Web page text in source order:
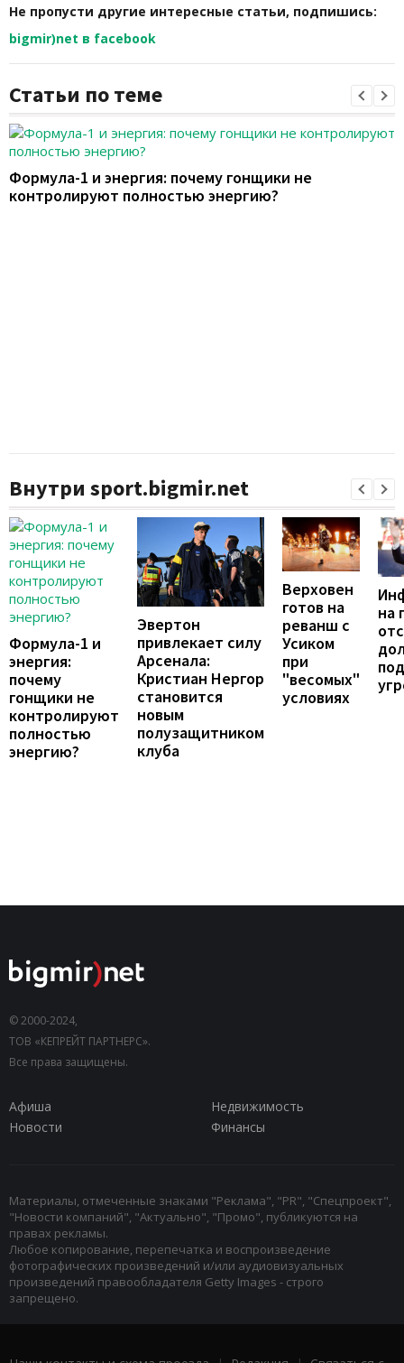
Не пропусти другие интересные статьи, подпишись:
bigmir)net в facebook
Статьи по теме
Формула-1 и энергия: почему гонщики не
контролируют полностью энергию?
Внутри sport.bigmir.net
Формула-1 и
энергия:
почему
гонщики не
контролируют
полностью
энергию?
Эвертон
привлекает силу
Арсенала:
Кристиан Нергор
становится
новым
полузащитником
клуба
Верховен
готов на
реванш с
Усиком
при
"весомых"
условиях
на
под
© 2000-2024,
ТОВ «КЕПРЕЙТ ПАРТНЕРС».
Все права защищены.
Афиша
Недвижимость
Новости
Финансы
Материалы, отмеченные знаками "Реклама", "PR", "Спецпроект",
"Новости компаний", "Актуально", "Промо", публикуются на
правах рекламы.
Любое копирование, перепечатка и воспроизведение
фотографических произведений и/или аудиовизуальных
произведений правообладателя Getty Images - строго
запрещено.